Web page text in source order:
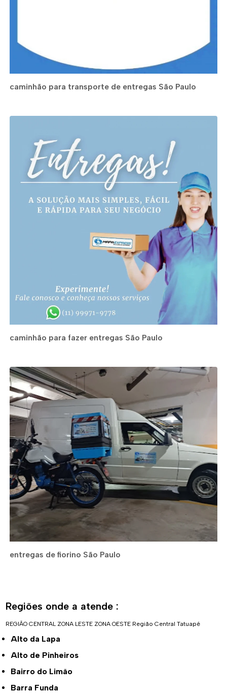
caminhão para transporte de entregas São Paulo
caminhão para fazer entregas São Paulo
entregas de fiorino São Paulo
Regiões onde a atende :
REGIÃO CENTRAL ZONA LESTE ZONA OESTE Região Central Tatuapé
Alto da Lapa
Alto de Pinheiros
Bairro do Limão
Barra Funda